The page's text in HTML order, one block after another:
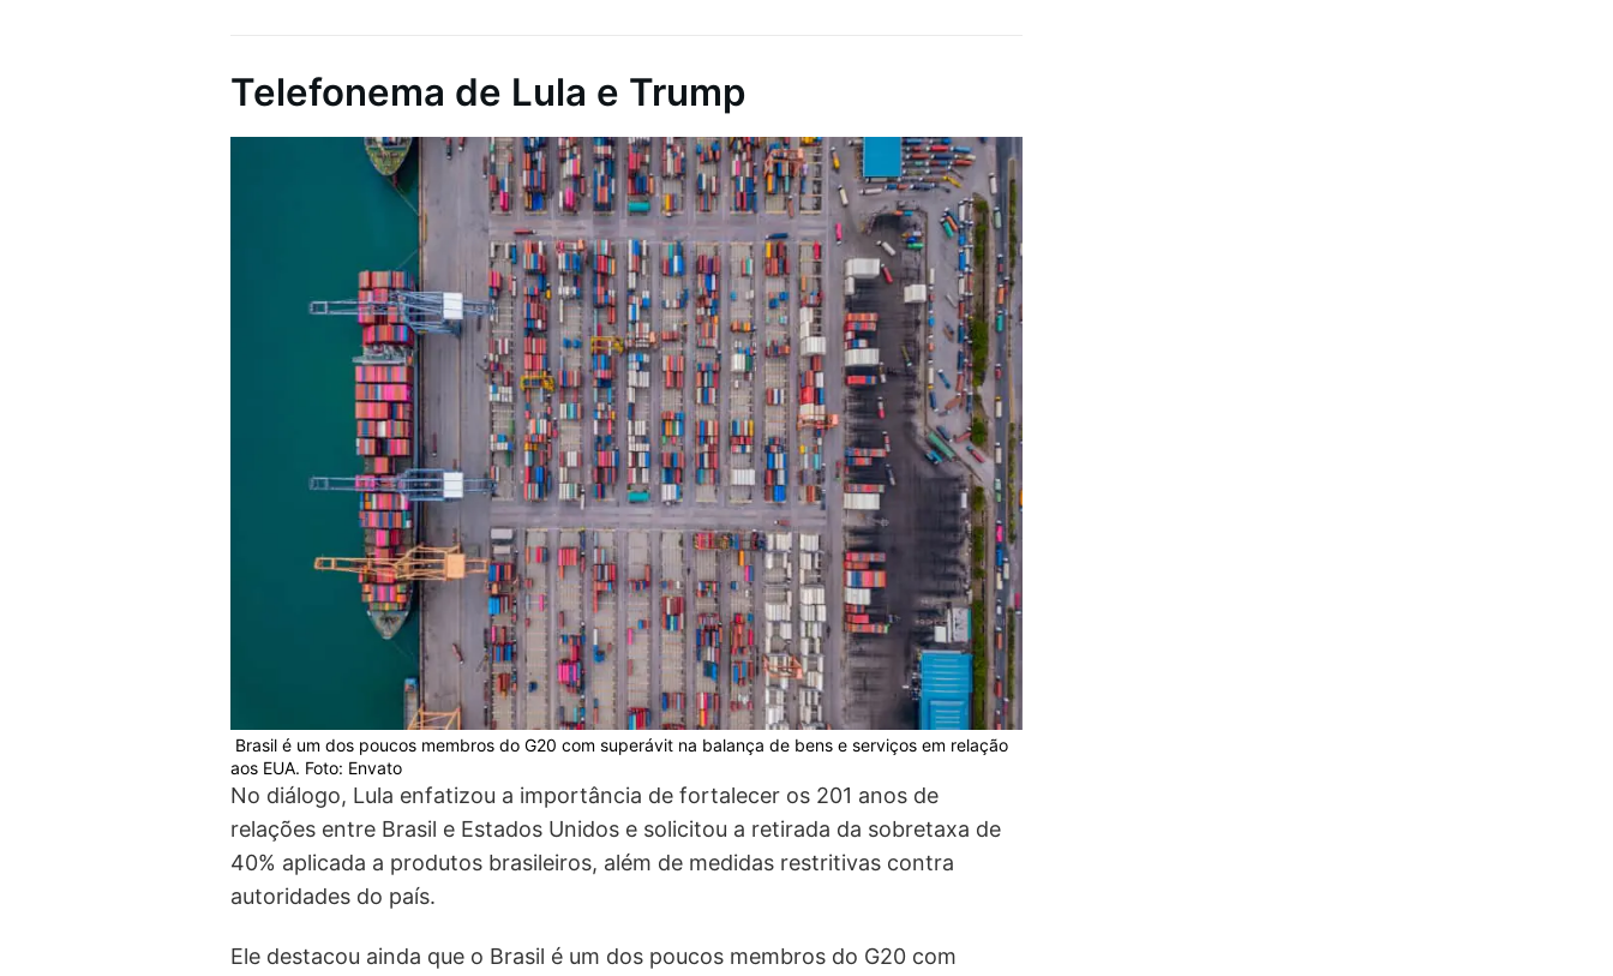
Telefonema de Lula e Trump
Brasil é um dos poucos membros do G20 com superávit na balança de bens e serviços em relação
aos EUA. Foto: Envato
No diálogo, Lula enfatizou a importância de fortalecer os 201 anos de
relações entre Brasil e Estados Unidos e solicitou a retirada da sobretaxa de
40% aplicada a produtos brasileiros, além de medidas restritivas contra
autoridades do país.
Ele destacou ainda que o Brasil é um dos poucos membros do G20 com